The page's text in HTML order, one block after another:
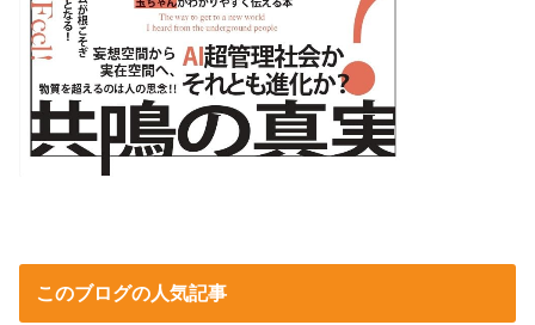
このブログの人気記事